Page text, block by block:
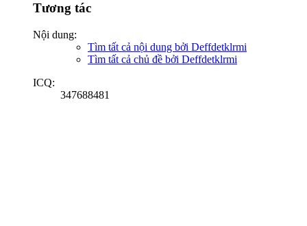
Tương tác
Nội dung:
Tìm tất cả nội dung bởi Deffdetklrmi
Tìm tất cả chủ đề bởi Deffdetklrmi
ICQ:
347688481